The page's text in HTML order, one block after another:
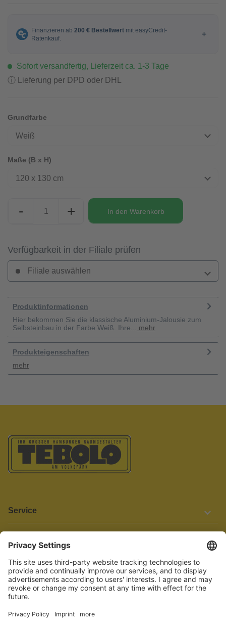
Sofort versandfertig, Lieferzeit ca. 1-3 Tage
ⓘ Lieferung per DPD oder DHL
Grundfarbe
Weiß
Maße (B x H)
120 x 130 cm
- + In den Warenkorb
Verfügbarkeit in der Filiale prüfen
Filiale auswählen
Produktinformationen
Hier bekommen Sie die klassische Aluminium-Jalousie zum
Selbsteinbau in der Farbe Weiß. Ihre...
mehr
Produkteigenschaften
mehr
Service
Informationen
Barrierefreiheit
Wir bemühen uns, unsere Website barrierefrei zu gestalten.
Einige Inhalte und Funktionen sind derzeit jedoch noch nicht
vollständig zugänglich. Wenn Sie auf Barrieren stoßen oder Hilfe
benötigen, kontaktieren Sie uns bitte unter service[at]knutzen.de.
Vertrag widerrufen